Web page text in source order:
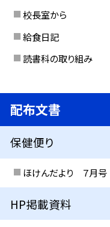
校長室から
給食日記
読書科の取り組み
配布文書
保健便り
ほけんだより ７月号
HP掲載資料